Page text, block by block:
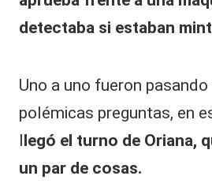
detectaba si estaban
Uno a uno fueron
polémicas preguntas, en
llegó el turno de Oriana,
un par de cosas.